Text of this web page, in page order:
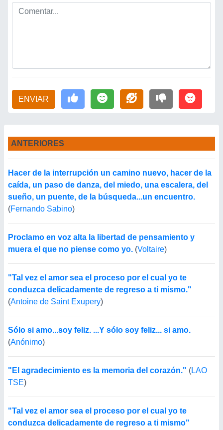
ENVIAR
ANTERIORES
Hacer de la interrupción un camino nuevo, hacer de la
caída, un paso de danza, del miedo, una escalera, del
sueño, un puente, de la búsqueda...un encuentro.
(Fernando Sabino)
Proclamo en voz alta la libertad de pensamiento y
muera el que no piense como yo. (Voltaire)
"Tal vez el amor sea el proceso por el cual yo te
conduzca delicadamente de regreso a ti mismo."
(Antoine de Saint Exupery)
Sólo si amo...soy feliz. ...Y sólo soy feliz... si amo.
(Anónimo)
"El agradecimiento es la memoria del corazón." (LAO
TSE)
"Tal vez el amor sea el proceso por el cual yo te
conduzca delicadamente de regreso a ti mismo"